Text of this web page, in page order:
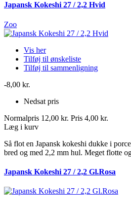
Japansk Kokeshi 27 / 2,2 Hvid
Zoo
Vis her
Tilføj til ønskeliste
Tilføj til sammenligning
-8,00 kr.
Nedsat pris
Normalpris 12,00 kr. Pris 4,00 kr.
Læg i kurv
Så flot en Japansk kokeshi dukke i
bred og med 2,2 mm hul. Meget flotte
Japansk Kokeshi 27 / 2,2 Gl.Rosa